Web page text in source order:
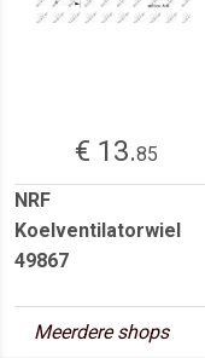
€ 13.85
NRF
Koelventilatorwiel
49867
Meerdere shops